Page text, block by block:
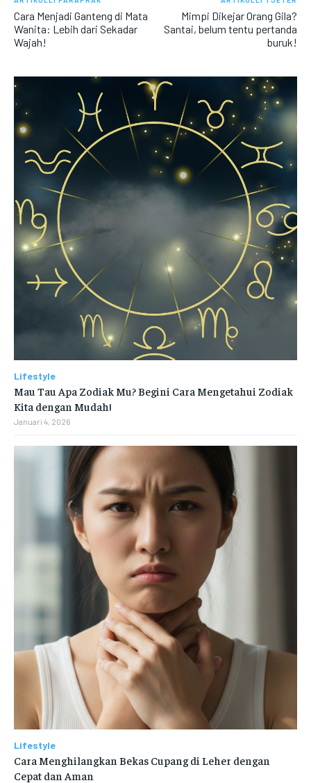
Cara Menjadi Ganteng di Mata
Wanita: Lebih dari Sekadar
Wajah!
Mimpi Dikejar Orang Gila?
Santai, belum tentu pertanda
buruk!
Lifestyle
Mau Tau Apa Zodiak Mu? Begini Cara Mengetahui Zodiak
Kita dengan Mudah!
Januari 4, 2026
Lifestyle
Cara Menghilangkan Bekas Cupang di Leher dengan
Cepat dan Aman